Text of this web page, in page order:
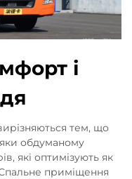
і
тем, що
обдуманому
які оптимізують як
Спальне приміщення